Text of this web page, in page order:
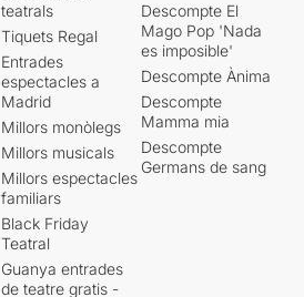
teatrals
Tiquets Regal
Entrades
espectacles a
Madrid
Millors monòlegs
Millors musicals
Millors espectacles
familiars
Black Friday
Teatral
Guanya entrades
de teatre gratis -
Descompte El
Mago Pop 'Nada
es imposible'
Descompte Ànima
Descompte
Mamma mia
Descompte
Germans de sang